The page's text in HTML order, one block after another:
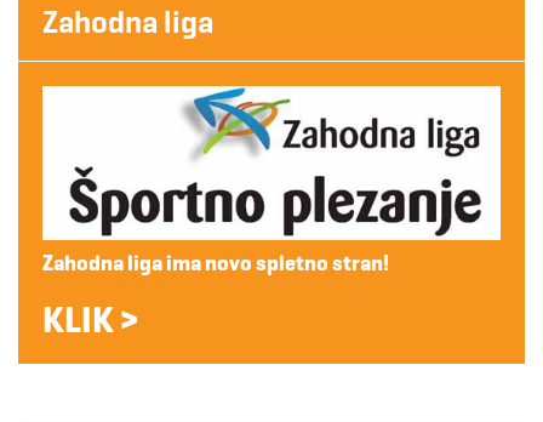
Zahodna liga
Zahodna liga ima novo spletno stran!
KLIK >